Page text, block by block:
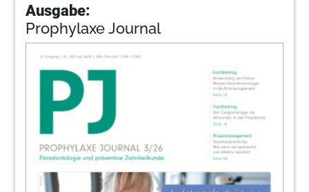
Ausgabe:
Prophylaxe Journal